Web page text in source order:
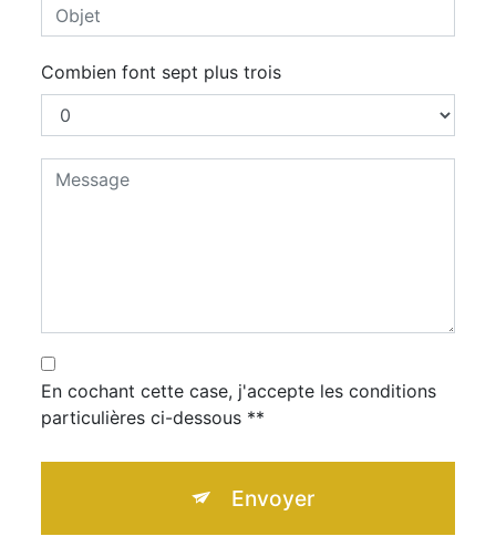
Combien font sept plus trois
En cochant cette case, j'accepte les conditions
particulières ci-dessous **
Envoyer